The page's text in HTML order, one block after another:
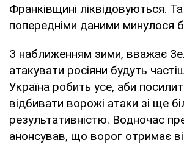
Франківщині ліквідовуються.
попередніми даними минулося
З наближенням зими, вважає
атакувати росіяни будуть
Україна робить усе, аби
відбивати ворожі атаки зі ще
результативністю. Водночас
анонсував, що ворог отримає